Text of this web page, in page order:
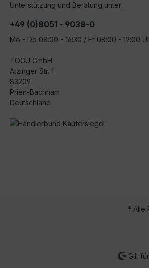
Unterstützung und Beratung unter:
+49 (0)8051 - 9038-0
Mo - Do 08:00 - 16:30 / Fr 08:00 - 12:00
TOGU GmbH
Atzinger Str. 1
83209
Prien-Bachham
Deutschland
* Alle
Gilt